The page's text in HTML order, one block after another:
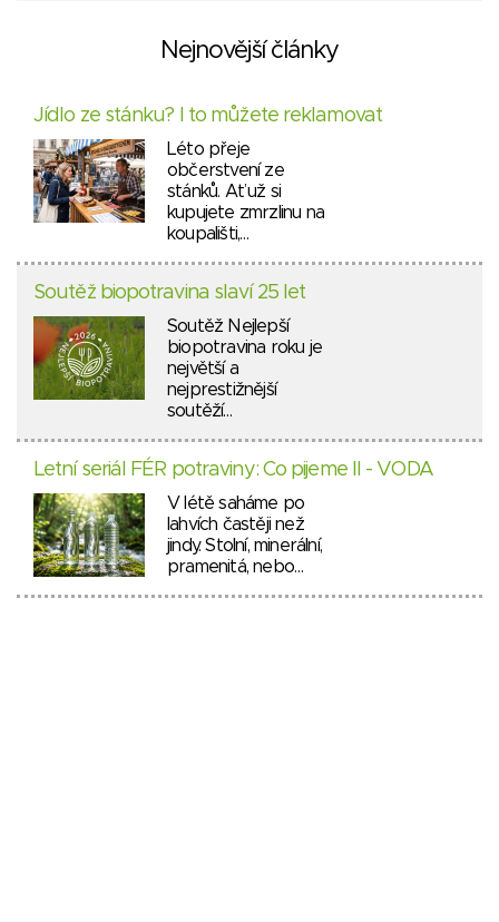
Nejnovější články
Jídlo ze stánku? I to můžete reklamovat
Léto přeje
občerstvení ze
stánků. Ať už si
kupujete zmrzlinu na
koupališti,…
Soutěž biopotravina slaví 25 let
Soutěž Nejlepší
biopotravina roku je
největší a
nejprestižnější
soutěží…
Letní seriál FÉR potraviny: Co pijeme II - VODA
V létě saháme po
lahvích častěji než
jindy. Stolní, minerální,
pramenitá, nebo…